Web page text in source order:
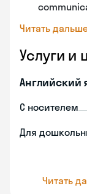
Читать
Услуги и
Английский
С носителем
Для
Читать